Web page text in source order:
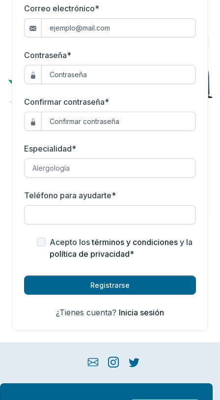
Correo electrónico*
Contraseña*
Confirmar contraseña*
Especialidad*
Teléfono para ayudarte*
Acepto lostérminos y condiciones y la
política de privacidad*
Registrarse
¿Tienes cuenta? Inicia sesión